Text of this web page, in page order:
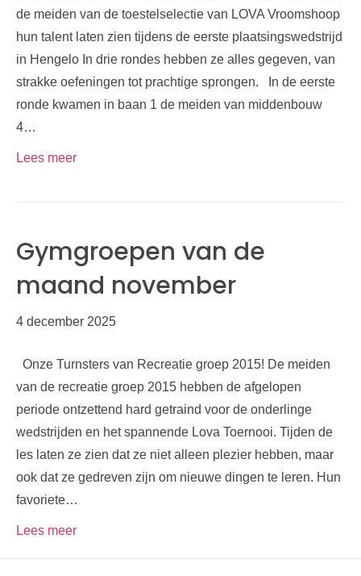
de meiden van de toestelselectie van LOVA Vroomshoop
hun talent laten zien tijdens de eerste plaatsingswedstrijd
in Hengelo In drie rondes hebben ze alles gegeven, van
strakke oefeningen tot prachtige sprongen. In de eerste
ronde kwamen in baan 1 de meiden van middenbouw
4…
Lees meer
Gymgroepen van de
maand november
4 december 2025
Onze Turnsters van Recreatie groep 2015! De meiden
van de recreatie groep 2015 hebben de afgelopen
periode ontzettend hard getraind voor de onderlinge
wedstrijden en het spannende Lova Toernooi. Tijden de
les laten ze zien dat ze niet alleen plezier hebben, maar
ook dat ze gedreven zijn om nieuwe dingen te leren. Hun
favoriete…
Lees meer